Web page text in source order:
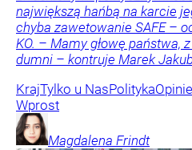
największą hańbą na karcie
chyba zawetowanie SAFE –
KO. – Mamy głowę państwa,
dumni – kontruje Marek
KrajTylko u NasPolityka
Wprost
Magdalena Frindt